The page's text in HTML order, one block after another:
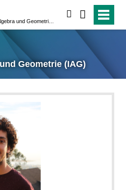
Geometrie (IAG)